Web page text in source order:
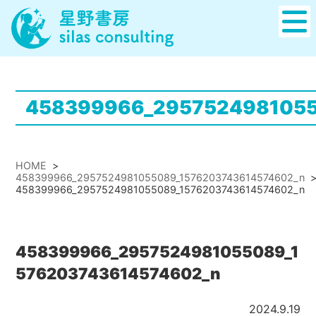
HOME >
458399966_2957524981055089_1576203743614574602_n >
458399966_2957524981055089_1576203743614574602_n
458399966_2957524981055089_1
576203743614574602_n
2024.9.19